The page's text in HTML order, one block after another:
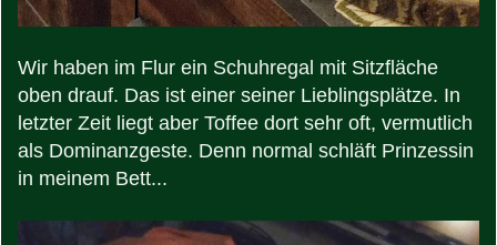
Wir haben im Flur ein Schuhregal mit Sitzfläche
oben drauf. Das ist einer seiner Lieblingsplätze. In
letzter Zeit liegt aber Toffee dort sehr oft, vermutlich
als Dominanzgeste. Denn normal schläft Prinzessin
in meinem Bett...